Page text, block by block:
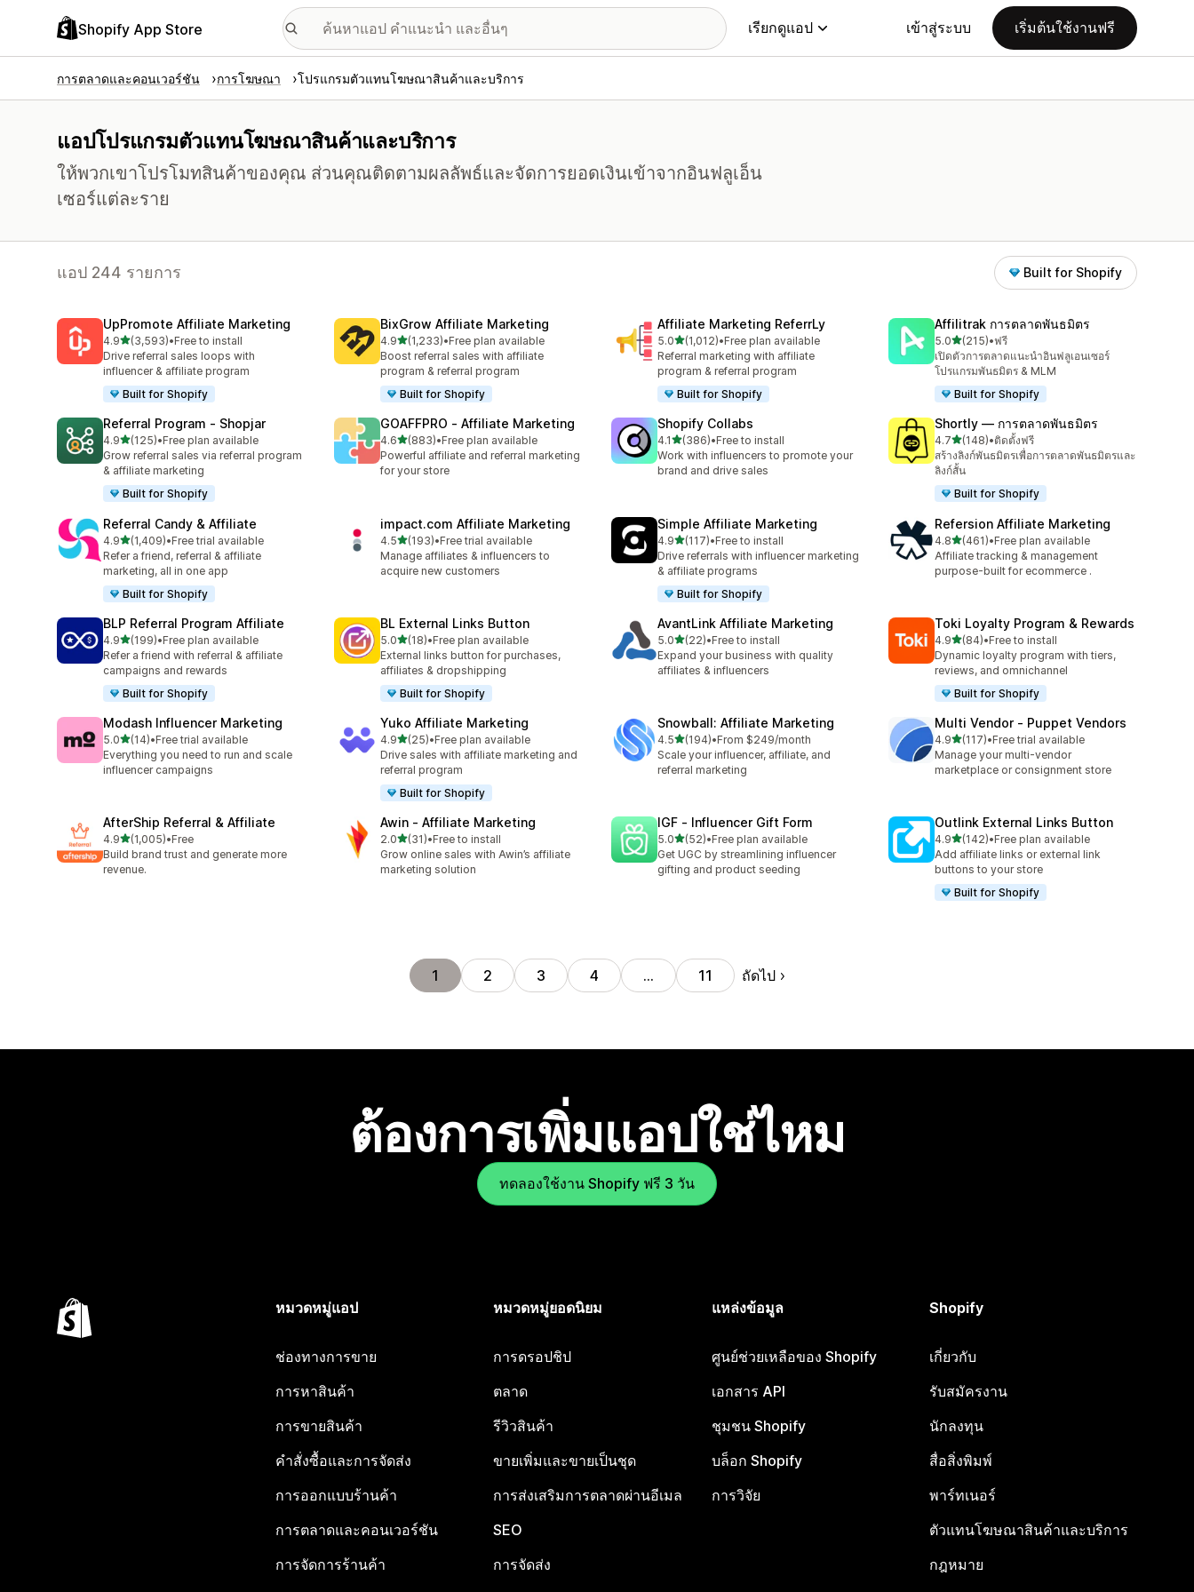
Shopify App Store เรียกดูแอป เข้าสู่ระบบ เริ่มต้นใช้งานฟรี
การตลาดและคอนเวอร์ชัน การโฆษณา โปรแกรมตัวแทนโฆษณาสินค้าและบริการ
แอปโปรแกรมตัวแทนโฆษณาสินค้าและบริการ
ให้พวกเขาโปรโมทสินค้าของคุณ ส่วนคุณติดตามผลลัพธ์และจัดการยอดเงินเข้าจากอินฟลูเอ็น
เซอร์แต่ละราย
แอป 244 รายการ Built for Shopify
UpPromote Affiliate Marketing
4.9เต็ม 5 ดาว
(3,593)
ทั้งหมด 3593 รีวิว
•Free to install
Drive referral sales loops with
influencer & affiliate program
Built for Shopify
BixGrow Affiliate Marketing
4.9เต็ม 5 ดาว
(1,233)
ทั้งหมด 1233 รีวิว
•Free plan available
Boost referral sales with affiliate
program & referral program
Built for Shopify
Affiliate Marketing ReferrLy
5.0เต็ม 5 ดาว
(1,012)
ทั้งหมด 1012 รีวิว
•Free plan available
Referral marketing with affiliate
program & referral program
Built for Shopify
Affilitrak การตลาดพันธมิตร
5.0เต็ม 5 ดาว
(215)
ทั้งหมด 215 รีวิว
•ฟรี
เปิดตัวการตลาดแนะนำอินฟลูเอนเซอร์
โปรแกรมพันธมิตร & MLM
Built for Shopify
Referral Program ‑ Shopjar
4.9เต็ม 5 ดาว
(125)
ทั้งหมด 125 รีวิว
•Free plan available
Grow referral sales via referral program
& affiliate marketing
Built for Shopify
GOAFFPRO ‑ Affiliate Marketing
4.6เต็ม 5 ดาว
(883)
ทั้งหมด 883 รีวิว
•Free plan available
Powerful affiliate and referral marketing
for your store
Shopify Collabs
4.1เต็ม 5 ดาว
(386)
ทั้งหมด 386 รีวิว
•Free to install
Work with influencers to promote your
brand and drive sales
Shortly — การตลาดพันธมิตร
4.7เต็ม 5 ดาว
(148)
ทั้งหมด 148 รีวิว
•ติดตั้งฟรี
สร้างลิงก์พันธมิตรเพื่อการตลาดพันธมิตรและ
ลิงก์สั้น
Built for Shopify
Referral Candy & Affiliate
4.9เต็ม 5 ดาว
(1,409)
ทั้งหมด 1409 รีวิว
•Free trial available
Refer a friend, referral & affiliate
marketing, all in one app
Built for Shopify
impact.com Affiliate Marketing
4.5เต็ม 5 ดาว
(193)
ทั้งหมด 193 รีวิว
•Free trial available
Manage affiliates & influencers to
acquire new customers
Simple Affiliate Marketing
4.9เต็ม 5 ดาว
(117)
ทั้งหมด 117 รีวิว
•Free to install
Drive referrals with influencer marketing
& affiliate programs
Built for Shopify
Refersion Affiliate Marketing
4.8เต็ม 5 ดาว
(461)
ทั้งหมด 461 รีวิว
•Free plan available
Affiliate tracking & management
purpose-built for ecommerce .
BLP Referral Program Affiliate
4.9เต็ม 5 ดาว
(199)
ทั้งหมด 199 รีวิว
•Free plan available
Refer a friend with referral & affiliate
campaigns and rewards
Built for Shopify
BL External Links Button
5.0เต็ม 5 ดาว
(18)
ทั้งหมด 18 รีวิว
•Free plan available
External links button for purchases,
affiliates & dropshipping
Built for Shopify
AvantLink Affiliate Marketing
5.0เต็ม 5 ดาว
(22)
ทั้งหมด 22 รีวิว
•Free to install
Expand your business with quality
affiliates & influencers
Toki Loyalty Program & Rewards
4.9เต็ม 5 ดาว
(84)
ทั้งหมด 84 รีวิว
•Free to install
Dynamic loyalty program with tiers,
reviews, and omnichannel
Built for Shopify
Modash Influencer Marketing
5.0เต็ม 5 ดาว
(14)
ทั้งหมด 14 รีวิว
•Free trial available
Everything you need to run and scale
influencer campaigns
Yuko Affiliate Marketing
4.9เต็ม 5 ดาว
(25)
ทั้งหมด 25 รีวิว
•Free plan available
Drive sales with affiliate marketing and
referral program
Built for Shopify
Snowball: Affiliate Marketing
4.5เต็ม 5 ดาว
(194)
ทั้งหมด 194 รีวิว
•From $249/month
Scale your influencer, affiliate, and
referral marketing
Multi Vendor ‑ Puppet Vendors
4.9เต็ม 5 ดาว
(117)
ทั้งหมด 117 รีวิว
•Free trial available
Manage your multi-vendor
marketplace or consignment store
AfterShip Referral & Affiliate
4.9เต็ม 5 ดาว
(1,005)
ทั้งหมด 1005 รีวิว
•Free
Build brand trust and generate more
revenue.
Awin ‑ Affiliate Marketing
2.0เต็ม 5 ดาว
(31)
ทั้งหมด 31 รีวิว
•Free to install
Grow online sales with Awin’s affiliate
marketing solution
IGF ‑ Influencer Gift Form
5.0เต็ม 5 ดาว
(52)
ทั้งหมด 52 รีวิว
•Free plan available
Get UGC by streamlining influencer
gifting and product seeding
Outlink External Links Button
4.9เต็ม 5 ดาว
(142)
ทั้งหมด 142 รีวิว
•Free plan available
Add affiliate links or external link
buttons to your store
Built for Shopify
1 2 3 4 … 11 ถัดไป
ต้องการเพิ่มแอปใช่ไหม
ทดลองใช้งาน Shopify ฟรี 3 วัน
หมวดหมู่แอป
ช่องทางการขาย
การหาสินค้า
การขายสินค้า
คำสั่งซื้อและการจัดส่ง
การออกแบบร้านค้า
การตลาดและคอนเวอร์ชัน
การจัดการร้านค้า
หมวดหมู่ยอดนิยม
การดรอปชิป
ตลาด
รีวิวสินค้า
ขายเพิ่มและขายเป็นชุด
การส่งเสริมการตลาดผ่านอีเมล
SEO
การจัดส่ง
แหล่งข้อมูล
ศูนย์ช่วยเหลือของ Shopify
เอกสาร API
ชุมชน Shopify
บล็อก Shopify
การวิจัย
Shopify
เกี่ยวกับ
รับสมัครงาน
นักลงทุน
สื่อสิ่งพิมพ์
พาร์ทเนอร์
ตัวแทนโฆษณาสินค้าและบริการ
กฎหมาย